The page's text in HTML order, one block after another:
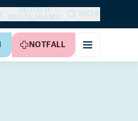
DEUTSCH
(DEUTSCHLAND)
SUCHE
NOTFALL